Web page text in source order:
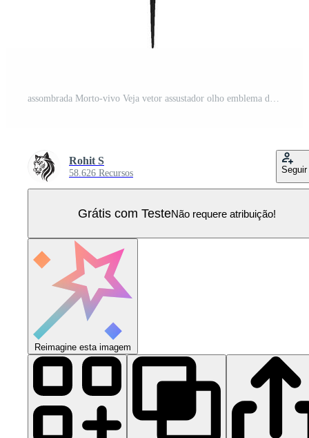
assombrada Morto-vivo Veja vetor assustador olho emblema de pesadelo olhar fixamente Preto zumbi olho Projeto Vetor Pro
Rohit S
58.626 Recursos Seguir
Grátis com TesteNão requere atribuição!
Reimagine esta imagem